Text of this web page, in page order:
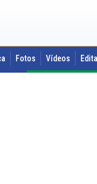
Fotos Vídeos